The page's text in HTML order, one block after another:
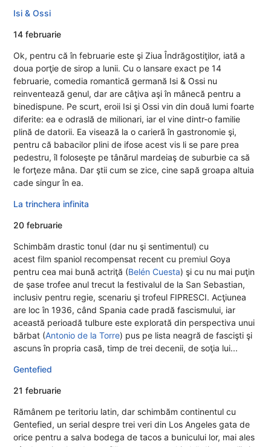
Isi & Ossi
14 februarie
Ok, pentru că în februarie este şi Ziua Îndrăgostiţilor, iată a
doua porţie de sirop a lunii. Cu o lansare exact pe 14
februarie, comedia romantică germană Isi & Ossi nu
reinventează genul, dar are câţiva aşi în mânecă pentru a
binedispune. Pe scurt, eroii Isi şi Ossi vin din două lumi foarte
diferite: ea e odraslă de milionari, iar el vine dintr-o familie
plină de datorii. Ea visează la o carieră în gastronomie şi,
pentru că babacilor plini de ifose acest vis li se pare prea
pedestru, îl foloseşte pe tânărul mardeiaş de suburbie ca să
le forţeze mâna. Dar ştii cum se zice, cine sapă groapa altuia
cade singur în ea.
La trinchera infinita
20 februarie
Schimbăm drastic tonul (dar nu şi sentimentul) cu
acestfilm spaniol recompensat recent cu premiul Goya
pentru cea mai bună actriţă (Belén Cuesta) şi cu nu mai puţin
de şase trofee anul trecut la festivalul de la San Sebastian,
inclusiv pentru regie, scenariu şi trofeul FIPRESCI. Acţiunea
are loc în 1936, când Spania cade pradă fascismului, iar
această perioadă tulbure este explorată din perspectiva unui
bărbat (Antonio de la Torre) pus pe lista neagră de fascişti şi
ascuns în propria casă, timp de trei decenii, de soţia lui...
Gentefied
21 februarie
Rămânem pe teritoriu latin, dar schimbăm continentul cu
Gentefied, un serial despre trei veri din Los Angeles gata de
orice pentru a salva bodega de tacos a bunicului lor, mai ales